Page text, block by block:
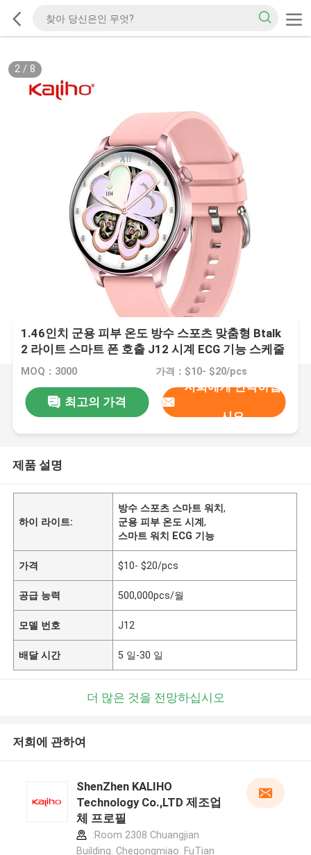
2/ 8
1.46인치 군용 피부 온도 방수 스포츠 맞춤형 Btalk
2 라이트 스마트 폰 호출 J12 시계 ECG 기능 스케줄
상기 감정 상태 지능 제어 여행 공유
MOQ：3000 가격：$10- $20/pcs
최고의 가격
저희에게 연락하십
시오
제품 설명
하이 라이트:
방수 스포츠 스마트 워치,
군용 피부 온도 시계,
스마트 워치 ECG 기능
가격 $10- $20/pcs
공급 능력 500,000pcs/월
모델 번호 J12
배달 시간 5 일-30 일
더 많은 것을 전망하십시오
저희에 관하여
ShenZhen KALIHO
Technology Co.,LTD 제조업
체 프로필
:Room 2308 Chuangjian
Building. Chegongmiao. FuTian